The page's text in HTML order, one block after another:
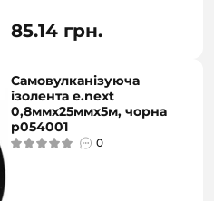
85.14 грн.
Самовулканізуюча
ізолента e.next
0,8ммх25ммх5м, чорна
p054001
0